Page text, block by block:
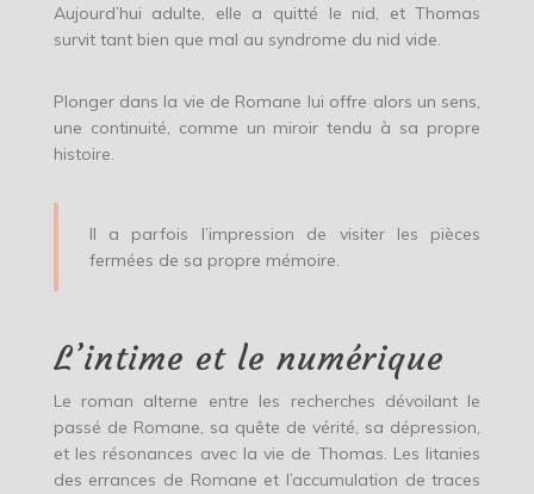
Aujourd’hui adulte, elle a quitté le nid, et Thomas
survit tant bien que mal au syndrome du nid vide.
Plonger dans la vie de Romane lui offre alors un sens,
une continuité, comme un miroir tendu à sa propre
histoire.
Il a parfois l’impression de visiter les pièces
fermées de sa propre mémoire.
L’intime et le numérique
Le roman alterne entre les recherches dévoilant le
passé de Romane, sa quête de vérité, sa dépression,
et les résonances avec la vie de Thomas. Les litanies
des errances de Romane et l’accumulation de traces